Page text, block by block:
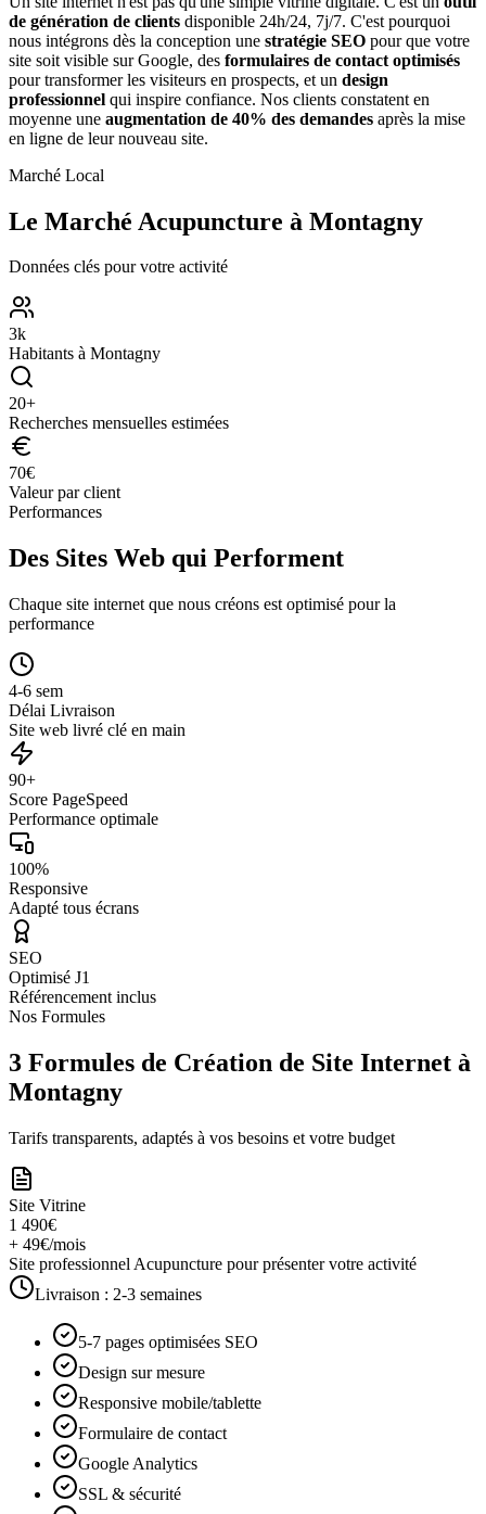
de génération de clients disponible 24h/24, 7j/7. C'est pourquoi
nous intégrons dès la conception une stratégie SEO pour que votre
site soit visible sur Google, des formulaires de contact optimisés
pour transformer les visiteurs en prospects, et un design
professionnel qui inspire confiance. Nos clients constatent en
moyenne une augmentation de 40% des demandes après la mise
en ligne de leur nouveau site.
Marché Local
Le Marché Acupuncture à Montagny
Données clés pour votre activité
3k
Habitants à Montagny
20+
Recherches mensuelles estimées
70€
Valeur par client
Performances
Des Sites Web qui Performent
Chaque site internet que nous créons est optimisé pour la
performance
4-6 sem
Délai Livraison
Site web livré clé en main
90+
Score PageSpeed
Performance optimale
100%
Responsive
Adapté tous écrans
SEO
Optimisé J1
Référencement inclus
Nos Formules
3 Formules de Création de Site Internet à
Montagny
Tarifs transparents, adaptés à vos besoins et votre budget
Site Vitrine
1 490€
+ 49€/mois
Site professionnel Acupuncture pour présenter votre activité
Livraison : 2-3 semaines
5-7 pages optimisées SEO
Design sur mesure
Responsive mobile/tablette
Formulaire de contact
Google Analytics
SSL & sécurité